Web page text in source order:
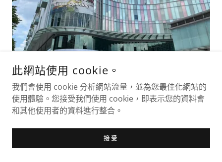
台北大巨蛋的開幕是否影響周邊房價？
又或是空山不見人，但聞人語響？
從今年初開始台北大巨蛋一直是話題中的焦點，除了有日
本職棒讀賣巨人的交流賽之外，中華職棒例行賽也有不少
場次安排在大巨蛋，究竟台灣人等待了超過20年的大巨
蛋完工啟用後，對周邊房價是否有影響....
此網站使用 cookie。
我們會使用 cookie 分析網站流量，並為您最佳化網站的
使用體驗。您接受我們使用 cookie，即表示您的資料會
和其他使用者的資料進行整合。
接受